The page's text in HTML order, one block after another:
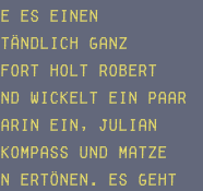
es einen
ganz
holt Robert
wickelt ein paar
ein, Julian
und Matze
ertönen. Es geht